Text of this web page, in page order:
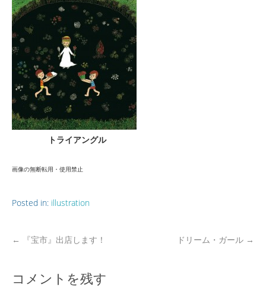
トライアングル
画像の無断転用・使用禁止
Posted in: illustration
← 『宝市』出店します！ ドリーム・ガール →
コメントを残す